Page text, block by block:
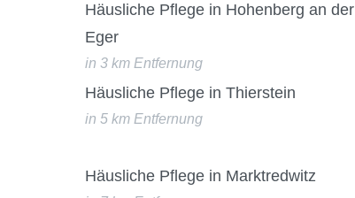
Häusliche Pflege in Hohenberg an der
Eger
in 3 km Entfernung
Häusliche Pflege in Thierstein
in 5 km Entfernung
Häusliche Pflege in Marktredwitz